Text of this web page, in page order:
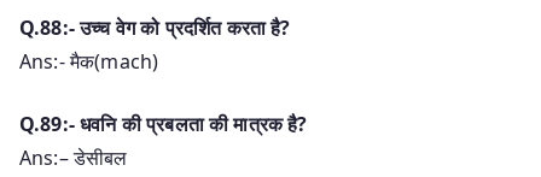
Q.88:- उच्च वेग को प्रदर्शित करता है?
Ans:- मैक(mach)
Q.89:- धवनि की प्रबलता की मात्रक है?
Ans:– डेसीबल